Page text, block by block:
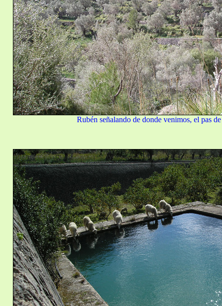
Rubén señalando de donde venimos, el pas de